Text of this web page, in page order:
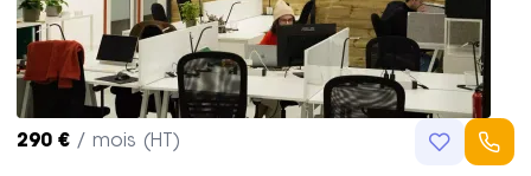
290 € / mois (HT)